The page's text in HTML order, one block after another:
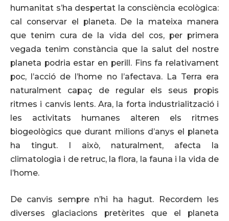
humanitat s’ha despertat la consciència ecològica:
cal conservar el planeta. De la mateixa manera
que tenim cura de la vida del cos, per primera
vegada tenim constància que la salut del nostre
planeta podria estar en perill. Fins fa relativament
poc, l’acció de l’home no l’afectava. La Terra era
naturalment capaç de regular els seus propis
ritmes i canvis lents. Ara, la forta industrialització i
les activitats humanes alteren els ritmes
biogeològics que durant milions d’anys el planeta
ha tingut. I això, naturalment, afecta la
climatologia i de retruc, la flora, la fauna i la vida de
l’home.
De canvis sempre n’hi ha hagut. Recordem les
diverses glaciacions pretèrites que el planeta